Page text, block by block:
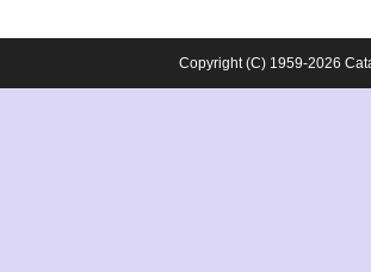
Copyright (C) 1959-2026